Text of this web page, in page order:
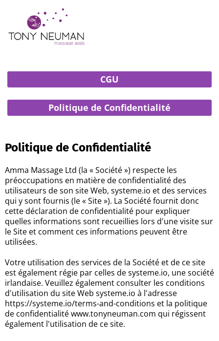
CGU
Politique de Confidentialité
Politique de Confidentialité
Amma Massage Ltd (la « Société ») respecte les
préoccupations en matière de confidentialité des
utilisateurs de son site Web, systeme.io et des services
qui y sont fournis (le « Site »). La Société fournit donc
cette déclaration de confidentialité pour expliquer
quelles informations sont recueillies lors d'une visite sur
le Site et comment ces informations peuvent être
utilisées.
Votre utilisation des services de la Société et de ce site
est également régie par celles de systeme.io, une société
irlandaise. Veuillez également consulter les conditions
d'utilisation du site Web systeme.io à l'adresse
https://systeme.io/terms-and-conditions et la politique
de confidentialité www.tonyneuman.com qui régissent
également l'utilisation de ce site.